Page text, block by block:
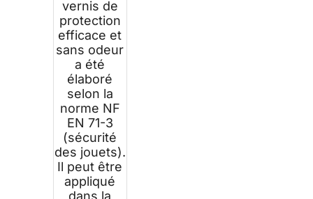
vernis de
protection
efficace et
sans odeur
a été
élaboré
selon la
norme NF
EN 71-3
(sécurité
des jouets).
Il peut être
appliqué
dans la